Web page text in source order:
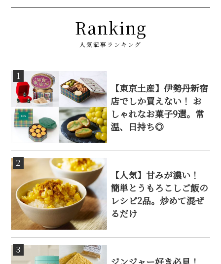
Ranking
人気記事ランキング
1
【東京土産】伊勢丹新宿
店でしか買えない！ お
しゃれなお菓子9選。常
温、日持ち◎
2
【人気】甘みが濃い！
簡単とうもろこしご飯の
レシピ2品。炒めて混ぜ
るだけ
3
ジンジャー好き必見！